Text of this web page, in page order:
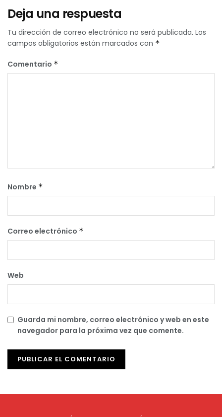
Deja una respuesta
Tu dirección de correo electrónico no será publicada. Los
campos obligatorios están marcados con *
Comentario *
Nombre *
Correo electrónico *
Web
Guarda mi nombre, correo electrónico y web en este
navegador para la próxima vez que comente.